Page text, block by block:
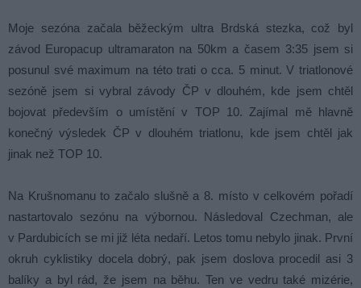
Moje sezóna začala běžeckým ultra Brdská stezka, což byl
závod Europacup ultramaraton na 50km a časem 3:35 jsem si
posunul své maximum na této trati o cca. 5 minut. V triatlonové
sezóně jsem si vybral závody ČP v dlouhém, kde jsem chtěl
bojovat především o umístění v TOP 10. Zajímal mě hlavně
konečný výsledek ČP v dlouhém triatlonu, kde jsem chtěl jak
jinak než TOP 10.
Na Krušnomanu to začalo slušně a 8. místo v celkovém pořadí
nastartovalo sezónu na výbornou. Následoval Czechman, ale
v Pardubicích se mi již léta nedaří. Letos tomu nebylo jinak. První
okruh cyklistiky docela dobrý, pak jsem doslova procedil asi 3
balíky a byl rád, že jsem na běhu. Ten ve vedru také mizérie,